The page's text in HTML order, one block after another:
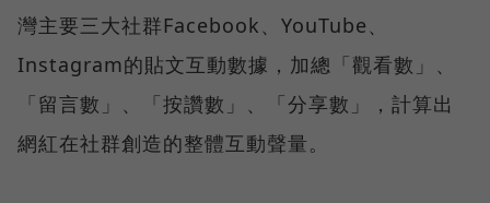
灣主要三大社群Facebook、YouTube、
Instagram的貼文互動數據，加總「觀看數」、
「留言數」、「按讚數」、「分享數」，計算出
網紅在社群創造的整體互動聲量。